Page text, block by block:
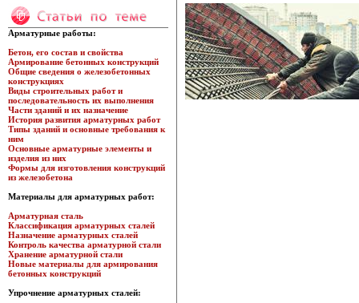
Арматурные работы:
Бетон, его состав и свойства
Армирование бетонных конструкций
Общие сведения о железобетонных
конструкциях
Виды строительных работ и
последовательность их выполнения
Части зданий и их назначение
История развития арматурных работ
Типы зданий и основные требования к
ним
Основные арматурные элементы и
изделия из них
Формы для изготовления конструкций
из железобетона
Материалы для арматурных работ:
Арматурная сталь
Классификация арматурных сталей
Назначение арматурных сталей
Контроль качества арматурной стали
Хранение арматурной стали
Новые материалы для армирования
бетонных конструкций
Упрочнение арматурных сталей: